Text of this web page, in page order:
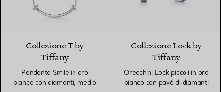
Collezione T by
Tiffany
Pendente Smile in oro
bianco con diamanti, medio
Collezione Lock by
Tiffany
Orecchini Lock piccoli in oro
bianco con pavé di diamanti